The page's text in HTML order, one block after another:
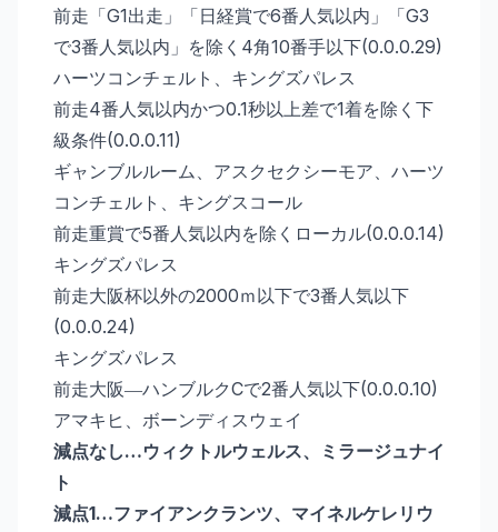
前走「G1出走」「日経賞で6番人気以内」「G3
で3番人気以内」を除く4角10番手以下(0.0.0.29)
ハーツコンチェルト、キングズパレス
前走4番人気以内かつ0.1秒以上差で1着を除く下
級条件(0.0.0.11)
ギャンブルルーム、アスクセクシーモア、ハーツ
コンチェルト、キングスコール
前走重賞で5番人気以内を除くローカル(0.0.0.14)
キングズパレス
前走大阪杯以外の2000ｍ以下で3番人気以下
(0.0.0.24)
キングズパレス
前走大阪―ハンブルクCで2番人気以下(0.0.0.10)
アマキヒ、ボーンディスウェイ
減点なし…ウィクトルウェルス、ミラージュナイ
ト
減点1…ファイアンクランツ、マイネルケレリウ